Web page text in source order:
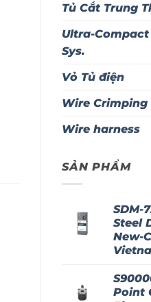
Tủ Cắt Trung
Ultra-
Sys.
Vỏ Tủ điện
Wire Crimping
Wire harness
SẢN PHẨM
SDM-
Steel
New-
Point